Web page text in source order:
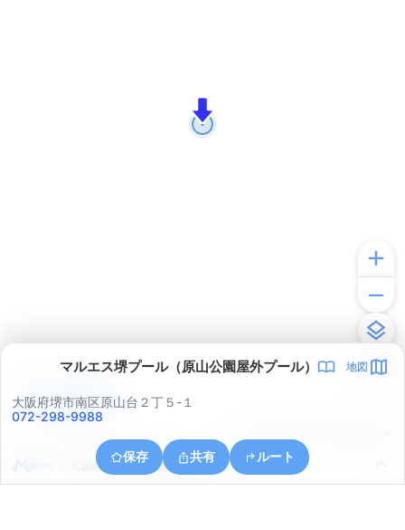
マルエス堺プール（原山公園屋外プール） 地図
大阪府堺市南区原山台２丁５-１
072-298-9988
保存 共有 ルート
大阪府堺市南区新檜尾台２丁２
アプリで見る